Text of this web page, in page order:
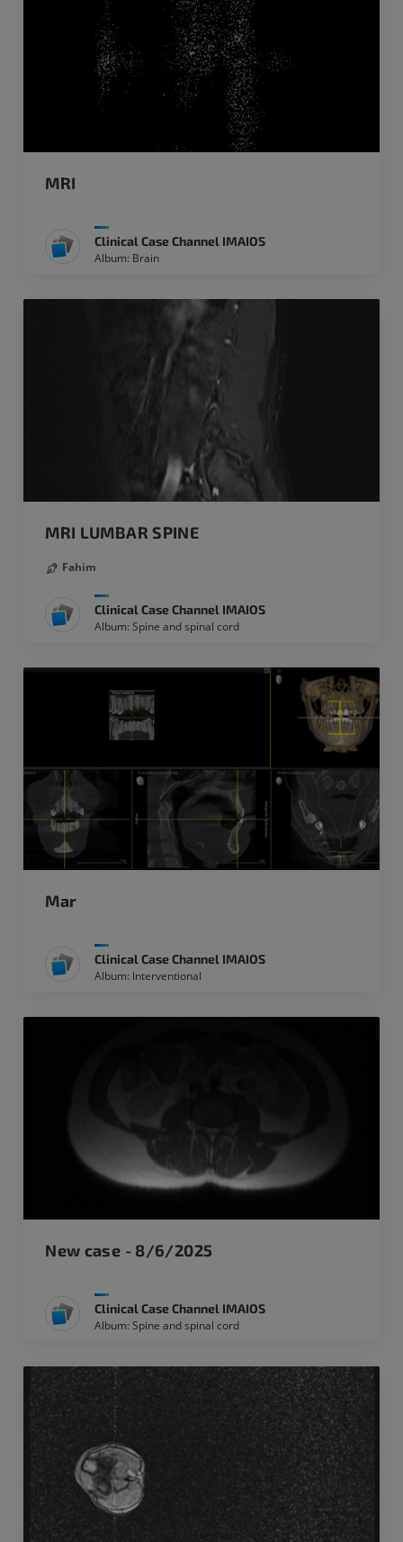
MRI
Clinical Case Channel IMAIOS
Album: Brain
MRI LUMBAR SPINE
Fahim
Clinical Case Channel IMAIOS
Album: Spine and spinal cord
Mar
Clinical Case Channel IMAIOS
Album: Interventional
New case - 8/6/2025
Clinical Case Channel IMAIOS
Album: Spine and spinal cord